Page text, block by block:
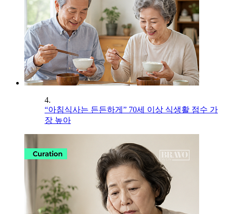
4.
“아침식사는 든든하게” 70세 이상 식생활 점수 가
장 높아